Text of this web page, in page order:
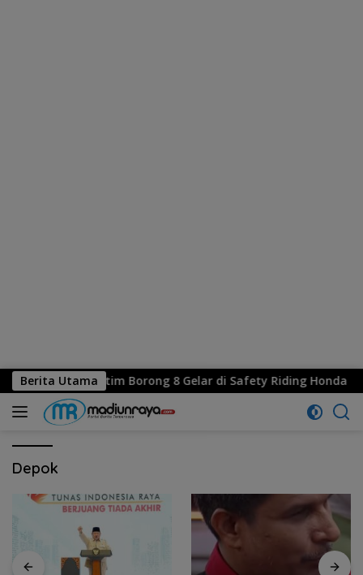
Berita Utama
Honda Jatim Borong 8 Gelar di Safety Riding Honda
Depok